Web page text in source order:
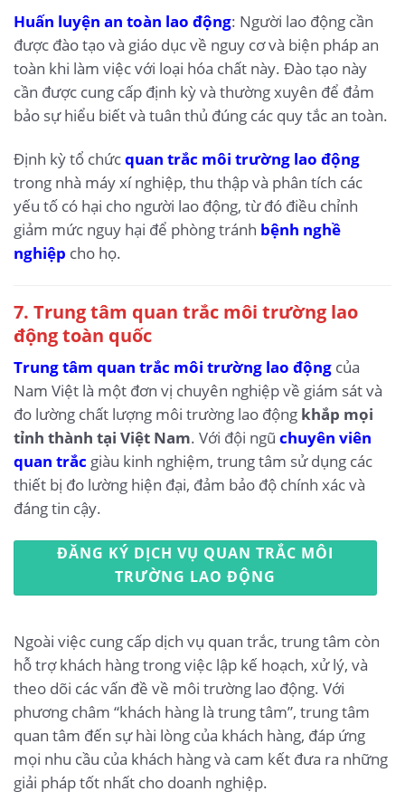
Huấn luyện an toàn lao động: Người lao động cần
được đào tạo và giáo dục về nguy cơ và biện pháp an
toàn khi làm việc với loại hóa chất này. Đào tạo này
cần được cung cấp định kỳ và thường xuyên để đảm
bảo sự hiểu biết và tuân thủ đúng các quy tắc an toàn.
Định kỳ tổ chứcquan trắc môi trường lao động
trong nhà máy xí nghiệp, thu thập và phân tích các
yếu tố có hại cho người lao động, từ đó điều chỉnh
giảm mức nguy hại để phòng tránh bệnh nghề
nghiệp cho họ.
7. Trung tâm quan trắc môi trường lao
động toàn quốc
Trung tâm quan trắc môi trường lao động của
Nam Việt là một đơn vị chuyên nghiệp về giám sát và
đo lường chất lượng môi trường lao động khắp mọi
tỉnh thành tại Việt Nam. Với đội ngũ chuyên viên
quan trắc giàu kinh nghiệm, trung tâm sử dụng các
thiết bị đo lường hiện đại, đảm bảo độ chính xác và
đáng tin cậy.
ĐĂNG KÝ DỊCH VỤ QUAN TRẮC MÔI
TRƯỜNG LAO ĐỘNG
Ngoài việc cung cấp dịch vụ quan trắc, trung tâm còn
hỗ trợ khách hàng trong việc lập kế hoạch, xử lý, và
theo dõi các vấn đề về môi trường lao động. Với
phương châm “khách hàng là trung tâm”, trung tâm
quan tâm đến sự hài lòng của khách hàng, đáp ứng
mọi nhu cầu của khách hàng và cam kết đưa ra những
giải pháp tốt nhất cho doanh nghiệp.